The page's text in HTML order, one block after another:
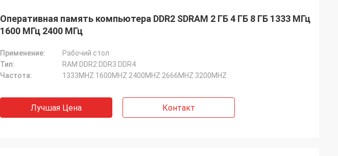
Оперативная память компьютера DDR2 SDRAM 2 ГБ 4 ГБ 8 ГБ 1333 МГц
1600 МГц 2400 МГц
Применение:
Рабочий стол
Тип:
RAM DDR2 DDR3 DDR4
Частота:
1333MHZ 1600MHZ 2400MHZ 2666MHZ 3200MHZ
Лучшая Цена Контакт